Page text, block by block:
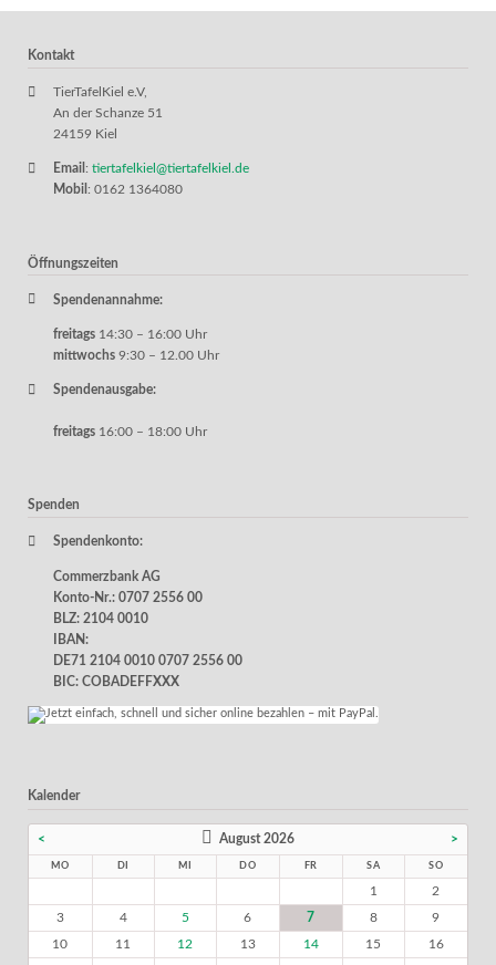
Kontakt
TierTafelKiel e.V,
An der Schanze 51
24159 Kiel
Email : tiertafelkiel@tiertafelkiel.de
Mobil : 0162 1364080
Öffnungszeiten
Spendenannahme:
freitags 14:30 – 16:00 Uhr
mittwochs 9:30 – 12.00 Uhr
Spendenausgabe:
freitags 16:00 – 18:00 Uhr
Spenden
Spendenkonto:
Commerzbank AG
Konto-Nr.: 0707 2556 00
BLZ: 2104 0010
IBAN:
DE71 2104 0010 0707 2556 00
BIC: COBADEFFXXX
Kalender
< August 2026 >
MO DI MI DO FR SA SO
1
2
3
4 5 6 7 8
9
10
11 12 13 14 15
16